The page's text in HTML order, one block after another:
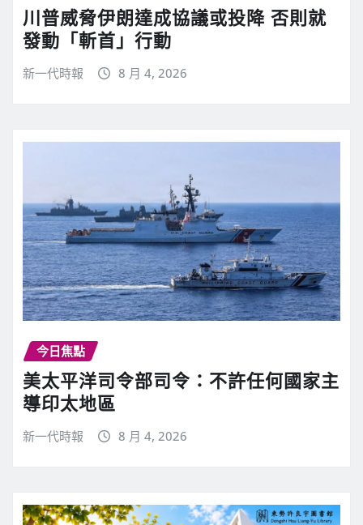
川普威脅伊朗達成協議或投降 否則就
發動「斬首」行動
新一代時報 8 月 4, 2026
今日焦點
美太平洋司令部司令：不許任何國家主
導印太地區
新一代時報 8 月 4, 2026